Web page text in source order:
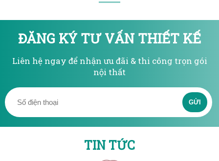
ĐĂNG KÝ TƯ VẤN THIẾT KẾ
Liên hệ ngay để nhận ưu đãi & thi công trọn gói
nội thất
GỬI
TIN TỨC